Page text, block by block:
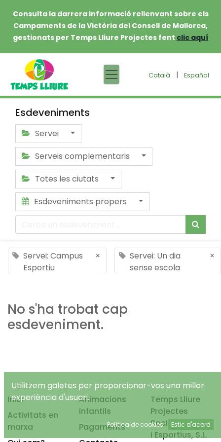
Consulta la darrera informació rellenvant sobre els
Campaments de la Victòria del Consell de Mallorca,
gestionats per Temps Lliure Projectes fent clic aquí
Català | Español
Esdeveniments
Servei
Serveis complementaris
Totes les ciutats
Esdeveniments propers
Servei: Campus
Esportiu
×
Servei: Un dia
sense escola
×
No s'ha trobat cap
esdeveniment.
Inici
Activitats en
marxa
Animacions
infantils
Pagaments
Temps Lliure
Projectes
Socioeducatius
i Esportius, S.L.
Utilitzem galetes per proporcionar-vos una millor
experiència d'usuari.
Política de cookies Estic d'acord